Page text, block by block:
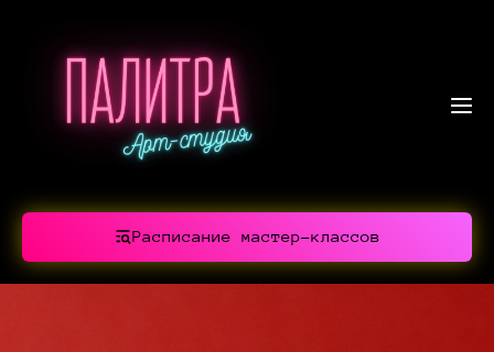
Расписание мастер-классов